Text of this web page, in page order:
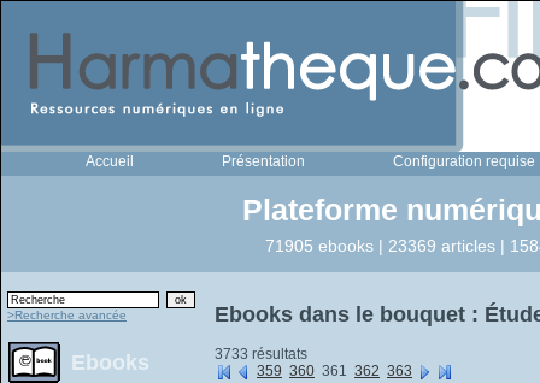
Accueil Présentation Configuration requise
Plateforme
71905 ebooks | 23369 articles |
>Recherche avancée
Ebooks
Ebooks dans le bouquet :
3733 résultats
359 360 361 362 363